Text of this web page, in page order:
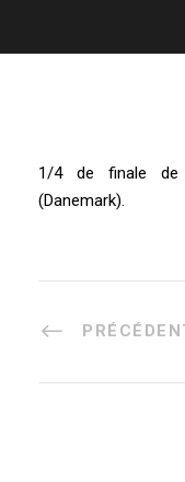
1/4 de finale de
(Danemark).